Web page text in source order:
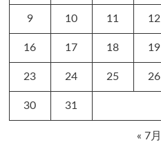
9 10 11 12
16 17 18 19
23 24 25 26
30 31
« 7月